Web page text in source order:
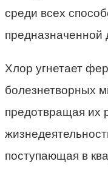
среди всех
предназначенной
Хлор угнетает
болезнетворных
предотвращая их
поступающая в